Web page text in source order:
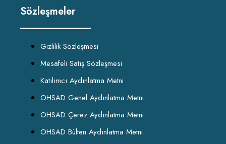
Sözleşmeler
Gizlilik Sözleşmesi
Mesafeli Satış Sözleşmesi
Katılımcı Aydınlatma Metni
OHSAD Genel Aydınlatma Metni
OHSAD Çerez Aydınlatma Metni
OHSAD Bülten Aydınlatma Metni